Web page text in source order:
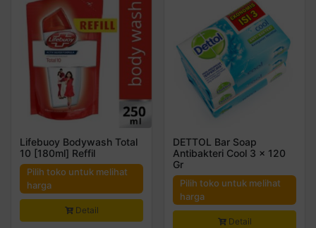
Lifebuoy Bodywash Total
10 [180ml] Reffil
Pilih toko untuk melihat
harga
Detail
DETTOL Bar Soap
Antibakteri Cool 3 x 120
Gr
Pilih toko untuk melihat
harga
Detail